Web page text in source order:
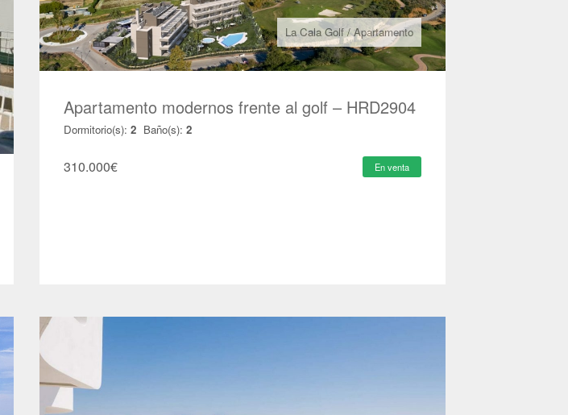
La Cala Golf /Apartamento
Apartamento modernos frente al golf – HRD2904
Dormitorio(s): 2 Baño(s): 2
310.000€ En venta